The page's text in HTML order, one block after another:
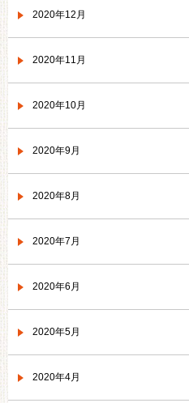
2020年12月
2020年11月
2020年10月
2020年9月
2020年8月
2020年7月
2020年6月
2020年5月
2020年4月